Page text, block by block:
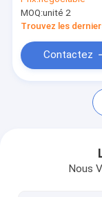
personnalisée
60V 72V 12Ah
20Ah 30Ah 40Ah
MOQ:unité 2
Trouvez les
Contactez
Nous